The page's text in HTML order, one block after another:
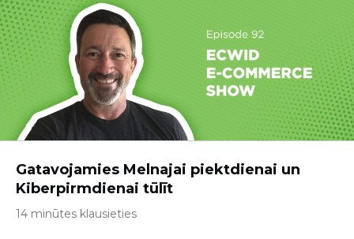
Gatavojamies Melnajai piektdienai un
Kiberpirmdienai tūlīt
14 minūtes klausieties